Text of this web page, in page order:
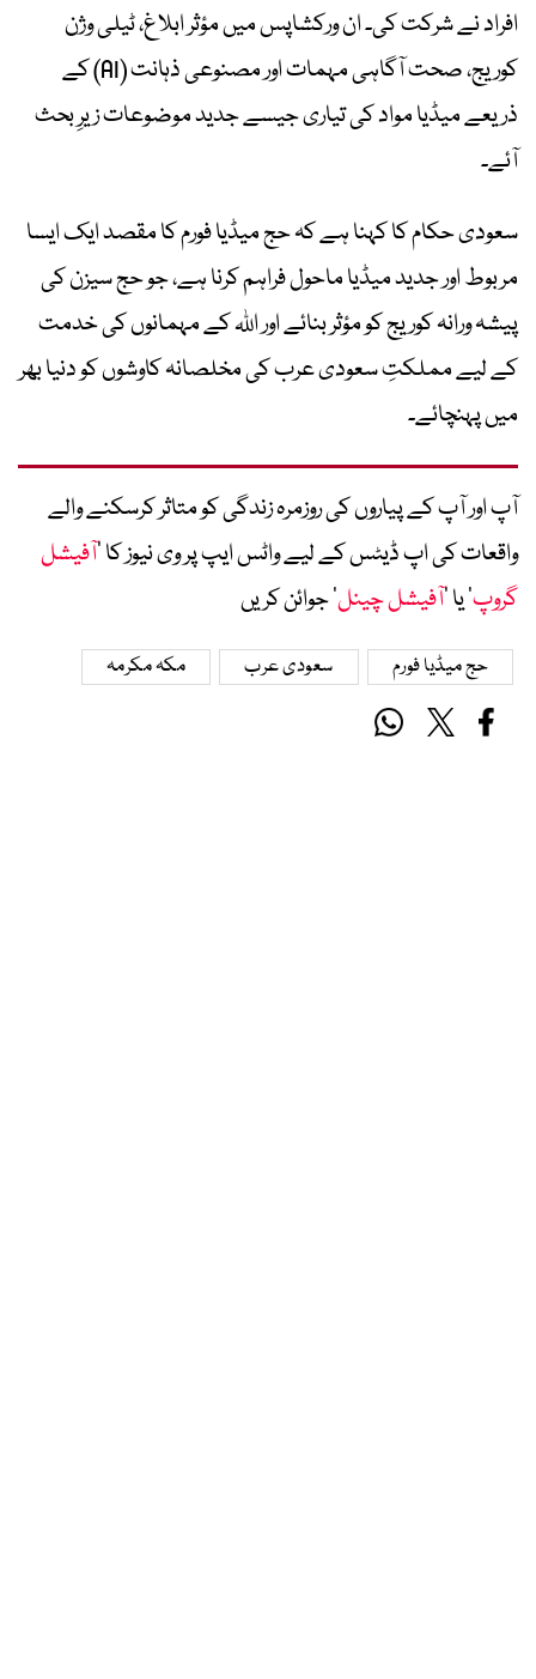
افراد نے شرکت کی۔ ان ورکشاپس میں مؤثر ابلاغ، ٹیلی وژن
کوریج، صحت آگاہی مہمات اور مصنوعی ذہانت (AI) کے
ذریعے میڈیا مواد کی تیاری جیسے جدید موضوعات زیرِ بحث
آئے۔
سعودی حکام کا کہنا ہے کہ حج میڈیا فورم کا مقصد ایک ایسا
مربوط اور جدید میڈیا ماحول فراہم کرنا ہے، جو حج سیزن کی
پیشہ ورانہ کوریج کو مؤثر بنائے اور اللہ کے مہمانوں کی خدمت
کے لیے مملکتِ سعودی عرب کی مخلصانہ کاوشوں کو دنیا بھر
میں پہنچائے۔
آپ اور آپ کے پیاروں کی روزمرہ زندگی کو متاثر کرسکنے والے
واقعات کی اپ ڈیٹس کے لیے واٹس ایپ پر وی نیوز کا ’آفیشل
گروپ‘ یا ’آفیشل چینل‘ جوائن کریں
حج میڈیا فورم سعودی عرب مکہ مکرمہ